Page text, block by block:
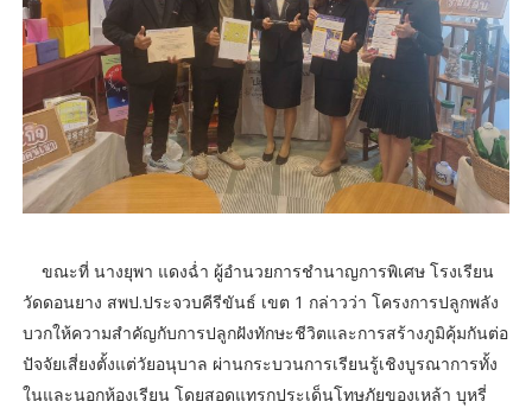
ขณะที่ นางยุพา แดงฉ่ำ ผู้อำนวยการชำนาญการพิเศษ โรงเรียน
วัดดอนยาง สพป.ประจวบคีรีขันธ์ เขต 1 กล่าวว่า โครงการปลูกพลัง
บวกให้ความสำคัญกับการปลูกฝังทักษะชีวิตและการสร้างภูมิคุ้มกันต่อ
ปัจจัยเสี่ยงตั้งแต่วัยอนุบาล ผ่านกระบวนการเรียนรู้เชิงบูรณาการทั้ง
ในและนอกห้องเรียน โดยสอดแทรกประเด็นโทษภัยของเหล้า บุหรี่